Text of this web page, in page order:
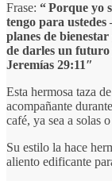
Frase: “Porque yo
tengo para
planes de
de darles un futuro
Jeremías 29:11″
Esta hermosa taza
acompañante
café, ya sea a solas
Su estilo la hace
aliento edificante